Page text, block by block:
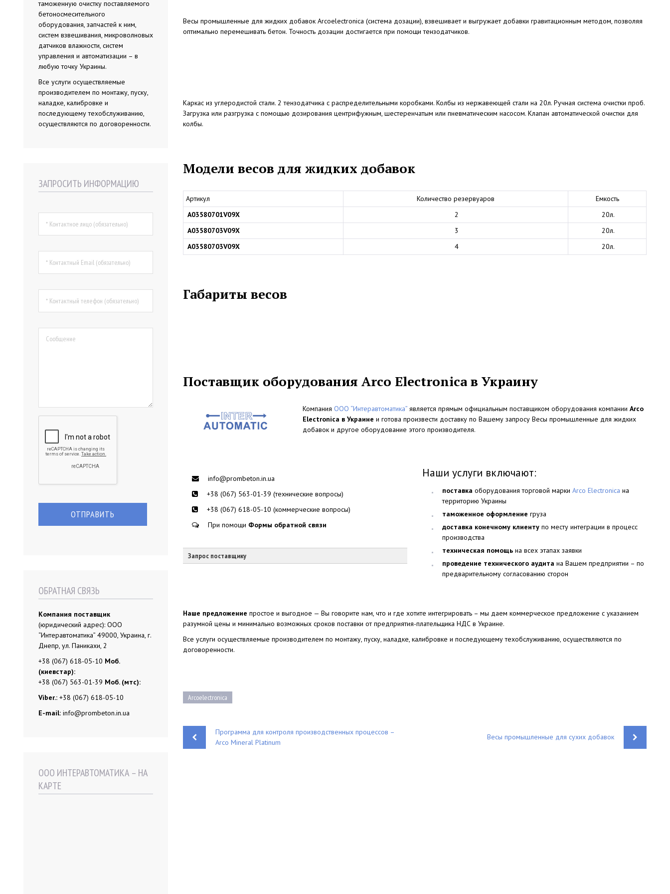
Весы промышленные для жидких добавок Arcoelectronica (система дозации), взвешивает и выгружает добавки гравитационным методом, позволяя
оптимально перемешивать бетон. Точность дозации достигается при помощи тензодатчиков.
Каркас из углеродистой стали. 2 тензодатчика с распределительными коробками. Колбы из нержавеющей стали на 20л. Ручная система очистки проб.
Загрузка или разгрузка с помощью дозирования центрифужным, шестеренчатым или пневматическим насосом. Клапан автоматической очистки для
колбы.
Модели весов для жидких добавок
Артикул Количество резервуаров
Емкость
A03580701V09X
2
20л.
A03580703V09X
3
20л.
A03580703V09X
4 20л.
Габариты весов
Поставщик оборудования Arco Electronica в Украину
Компания ООО “Интеравтоматика” является прямым официальным поставщиком оборудования компании Arco
Electronica в Украине и готова произвести доставку по Вашему запросу Весы промышленные для жидких
добавок и другое оборудование этого производителя.
info@prombeton.in.ua
+38 (067) 563-01-39 (технические вопросы)
+38 (067) 618-05-10 (коммерческие вопросы)
При помощи Формы обратной связи
Запрос поставщику
Наши услуги включают:
поставка оборудования торговой марки Arco Electronica на
территорию Украины
таможенное оформление груза
доставка конечному клиенту по месту интеграции в процесс
производства
техническая помощь на всех этапах заявки
проведение технического аудита на Вашем предприятии – по
предварительному согласованию сторон
Наше предложение простое и выгодное — Вы говорите нам, что и где хотите интегрировать – мы даем коммерческое предложение с указанием
разумной цены и минимально возможных сроков поставки от предприятия-плательщика НДС в Украине.
Все услуги осуществляемые производителем по монтажу, пуску, наладке, калибровке и последующему техобслуживанию, осуществляются по
договоренности.
Arcoelectronica
Н
Программа для контроля производственных процессов –
Arco Mineral Platinum
Весы промышленные для сухих добавок
таможенную очистку поставляемого
бетоносмесительного
оборудования, запчастей к ним,
систем взвешивания, микроволновых
датчиков влажности, систем
управления и автоматизации – в
любую точку Украины.
Все услуги осуществляемые
производителем по монтажу, пуску,
наладке, калибровке и
последующему техобслуживанию,
осуществляются по договоренности.
ЗАПРОСИТЬ ИНФОРМАЦИЮ
ОБРАТНАЯ СВЯЗЬ
Компания поставщик
(юридический адрес): ООО
“Интеравтоматика” 49000, Украина, г.
Днепр, ул. Паникахи, 2
+38 (067) 618-05-10 Моб.
(киевстар):
+38 (067) 563-01-39 Моб. (мтс):
Viber.: +38 (067) 618-05-10
E-mail: info@prombeton.in.ua
ООО ИНТЕРАВТОМАТИКА – НА
КАРТЕ